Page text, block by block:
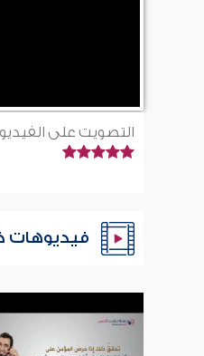
التصويت على الفيديو
فيديوهات